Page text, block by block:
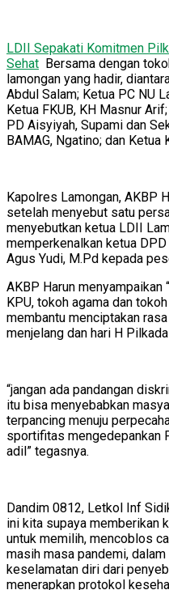
LDII Sepakati Komitmen
Sehat Bersama dengan
lamongan yang hadir,
Abdul Salam; Ketua PC NU
Ketua FKUB, KH Masnur
PD Aisyiyah, Supami dan
BAMAG, Ngatino; dan Ketua
Kapolres Lamongan, AKBP
setelah menyebut satu
menyebutkan ketua LDII
memperkenalkan ketua
Agus Yudi, M.Pd kepada
AKBP Harun
KPU, tokoh agama dan
membantu menciptakan
menjelang dan hari H
“jangan ada pandangan
itu bisa menyebabkan
terpancing menuju
sportifitas mengedepankan
adil” tegasnya.
Dandim 0812, Letkol Inf
ini kita supaya memberikan
untuk memilih, mencoblos
masih masa pandemi,
keselamatan diri dari
menerapkan protokol